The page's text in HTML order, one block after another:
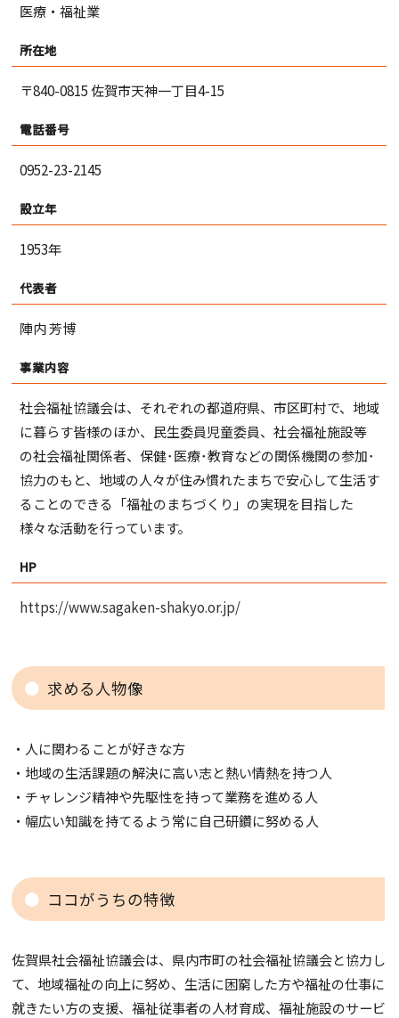
医療・福祉業
所在地
〒840-0815 佐賀市天神一丁目4-15
電話番号
0952-23-2145
設立年
1953年
代表者
陣内 芳博
事業内容
社会福祉協議会は、それぞれの都道府県、市区町村で、地域
に暮らす皆様のほか、民生委員児童委員、社会福祉施設等
の社会福祉関係者、保健･医療･教育などの関係機関の参加･
協力のもと、地域の人々が住み慣れたまちで安心して生活す
ることのできる「福祉のまちづくり」の実現を目指した
様々な活動を行っています。
HP
https://www.sagaken-shakyo.or.jp/
求める人物像
・人に関わることが好きな方
・地域の生活課題の解決に高い志と熱い情熱を持つ人
・チャレンジ精神や先駆性を持って業務を進める人
・幅広い知識を持てるよう常に自己研鑽に努める人
ココがうちの特徴
佐賀県社会福祉協議会は、県内市町の社会福祉協議会と協力し
て、地域福祉の向上に努め、生活に困窮した方や福祉の仕事に
就きたい方の支援、福祉従事者の人材育成、福祉施設のサービ